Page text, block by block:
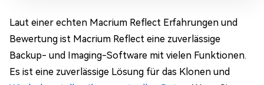
Laut einer echten Macrium Reflect Erfahrungen und
Bewertung ist Macrium Reflect eine zuverlässige
Backup- und Imaging-Software mit vielen Funktionen.
Es ist eine zuverlässige Lösung für das Klonen und